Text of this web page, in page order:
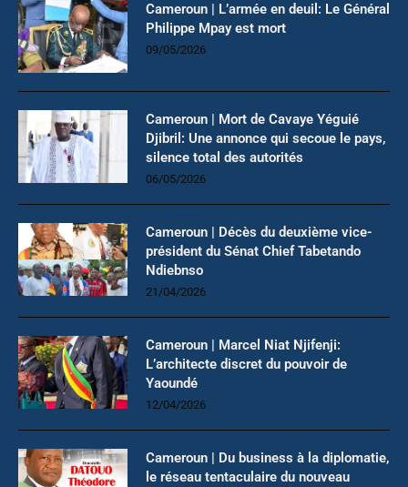
Cameroun | L’armée en deuil: Le Général
Philippe Mpay est mort
09/05/2026
Cameroun | Mort de Cavaye Yéguié
Djibril: Une annonce qui secoue le pays,
silence total des autorités
06/05/2026
Cameroun | Décès du deuxième vice-
président du Sénat Chief Tabetando
Ndiebnso
21/04/2026
Cameroun | Marcel Niat Njifenji:
L’architecte discret du pouvoir de
Yaoundé
12/04/2026
Cameroun | Du business à la diplomatie,
le réseau tentaculaire du nouveau